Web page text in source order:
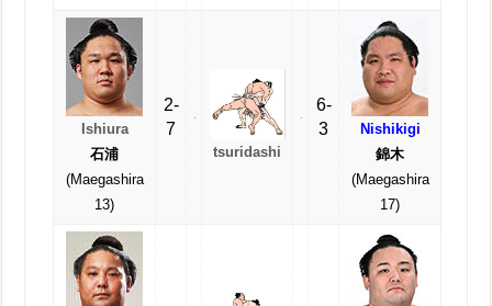
Ishiura
石浦
(Maegashira
13)
2-
7
tsuridashi
6-
3
Nishikigi
錦木
(Maegashira
17)